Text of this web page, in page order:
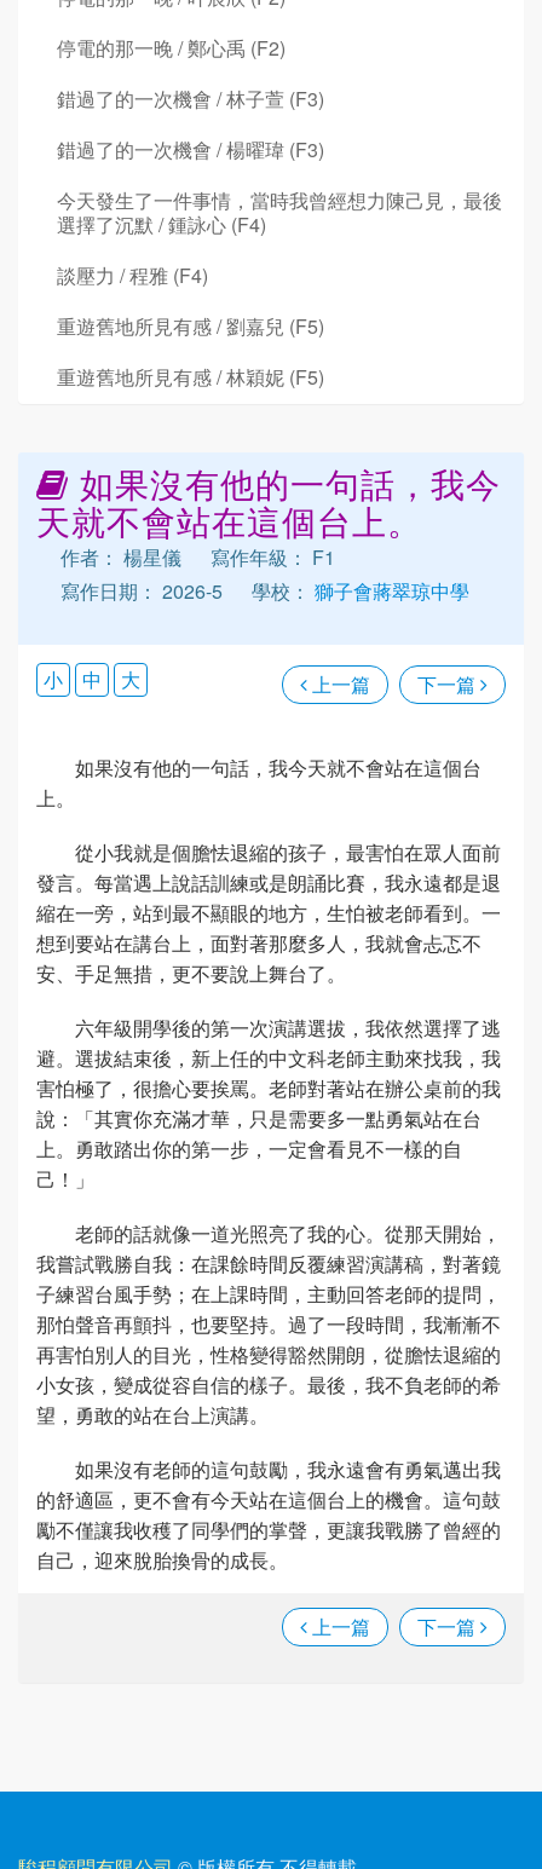
停電的那一晚 / 鄭心禹 (F2)
錯過了的一次機會 / 林子萱 (F3)
錯過了的一次機會 / 楊曜瑋 (F3)
今天發生了一件事情，當時我曾經想力陳己見，最後
選擇了沉默 / 鍾詠心 (F4)
談壓力 / 程雅 (F4)
重遊舊地所見有感 / 劉嘉兒 (F5)
重遊舊地所見有感 / 林穎妮 (F5)
如果沒有他的一句話，我今
天就不會站在這個台上。
作者： 楊星儀
寫作年級： F1
寫作日期： 2026-5
學校： 獅子會蔣翠琼中學
上一篇 下一篇
小 中 大
如果沒有他的一句話，我今天就不會站在這個台
上。
從小我就是個膽怯退縮的孩子，最害怕在眾人面前
發言。每當遇上說話訓練或是朗誦比賽，我永遠都是退
縮在一旁，站到最不顯眼的地方，生怕被老師看到。一
想到要站在講台上，面對著那麼多人，我就會忐忑不
安、手足無措，更不要說上舞台了。
六年級開學後的第一次演講選拔，我依然選擇了逃
避。選拔結束後，新上任的中文科老師主動來找我，我
害怕極了，很擔心要挨罵。老師對著站在辦公桌前的我
說：「其實你充滿才華，只是需要多一點勇氣站在台
上。勇敢踏出你的第一步，一定會看見不一樣的自
己！」
老師的話就像一道光照亮了我的心。從那天開始，
我嘗試戰勝自我：在課餘時間反覆練習演講稿，對著鏡
子練習台風手勢；在上課時間，主動回答老師的提問，
那怕聲音再顫抖，也要堅持。過了一段時間，我漸漸不
再害怕別人的目光，性格變得豁然開朗，從膽怯退縮的
小女孩，變成從容自信的樣子。最後，我不負老師的希
望，勇敢的站在台上演講。
如果沒有老師的這句鼓勵，我永遠會有勇氣邁出我
的舒適區，更不會有今天站在這個台上的機會。這句鼓
勵不僅讓我收穫了同學們的掌聲，更讓我戰勝了曾經的
自己，迎來脫胎換骨的成長。
上一篇 下一篇